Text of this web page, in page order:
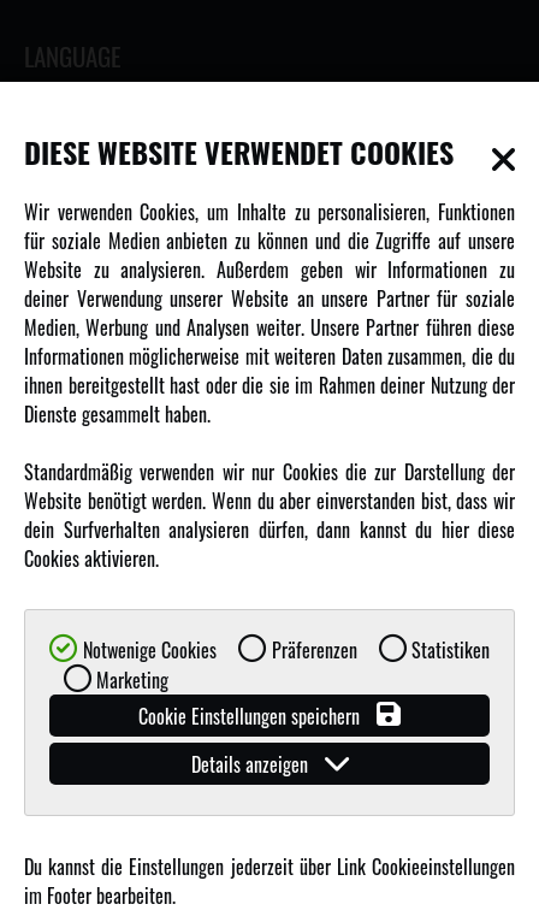
LANGUAGE
INFORMATIONEN
Newsletter
Über uns
Karriere
Amewi Kataloge
MEHR VON AMEWI
AMXRacing - Qualitäts RC-Zubehör
Amewi Construction - Nutzfahrzeuge
Amewi B2B-Shop
© Copyright 2019 - 2026 Amewi Trade GmbH - Alle Rechte vorbehalten |Impressum| Der
Verkauf erfolgt an Gewerbetreibende in unserem
DIESE WEBSITE VERWENDET COOKIES
Wir verwenden Cookies, um Inhalte zu personalisieren, Funktionen
für soziale Medien anbieten zu können und die Zugriffe auf unsere
Website zu analysieren. Außerdem geben wir Informationen zu
deiner Verwendung unserer Website an unsere Partner für soziale
Medien, Werbung und Analysen weiter. Unsere Partner führen diese
Informationen möglicherweise mit weiteren Daten zusammen, die du
ihnen bereitgestellt hast oder die sie im Rahmen deiner Nutzung der
Dienste gesammelt haben.
Standardmäßig verwenden wir nur Cookies die zur Darstellung der
Website benötigt werden. Wenn du aber einverstanden bist, dass wir
dein Surfverhalten analysieren dürfen, dann kannst du hier diese
Cookies aktivieren.
Notwenige Cookies Präferenzen
Statistiken
Marketing
Cookie Einstellungen speichern
Details anzeigen
Du kannst die Einstellungen jederzeit über Link Cookieeinstellungen
im Footer bearbeiten.